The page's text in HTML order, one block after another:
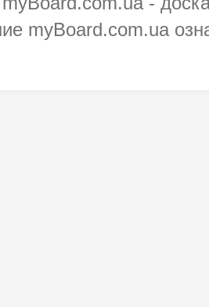
myBoard.com.ua